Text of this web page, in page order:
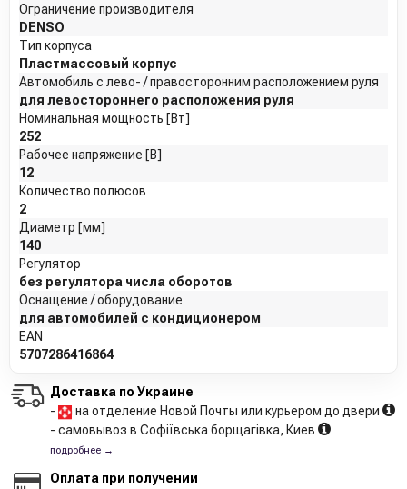
Ограничение производителя
DENSO
Тип корпуса
Пластмассовый корпус
Автомобиль с лево- / правосторонним расположением руля
для левостороннего расположения руля
Номинальная мощность [Вт]
252
Рабочее напряжение [В]
12
Количество полюсов
2
Диаметр [мм]
140
Регулятор
без регулятора числа оборотов
Оснащение / оборудование
для автомобилей с кондиционером
EAN
5707286416864
Доставка по Украине
-
на отделение Новой Почты или курьером до двери
- самовывоз в Софіївська борщагівка, Киев
подробнее →
Оплата при получении